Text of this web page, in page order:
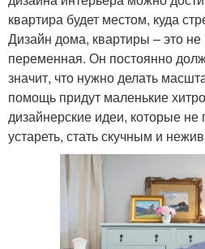
квартира будет местом, куда
Дизайн дома, квартиры – это не
переменная. Он постоянно
значит, что нужно делать
помощь придут маленькие
дизайнерские идеи, которые не
устареть, стать скучным и